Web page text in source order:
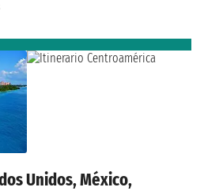
Unidos, México,